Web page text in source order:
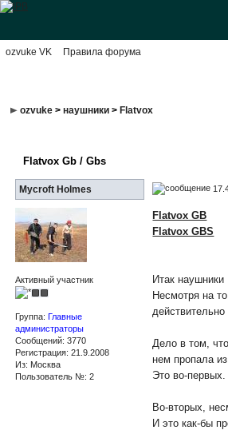
ozvuke VK Правила форума
ozvuke >наушники > Flatvox
Flatvox Gb / Gbs
Mycroft Holmes
Активный участник
Группа:Главные
администраторы
Сообщений: 3770
Регистрация: 21.9.2008
Из: Москва
Пользователь №: 2
Flatvox GB
Flatvox GBS
Итак наушники
Несмотря на
Дело в том,
нем пропала
Это во-первых.
Во-вторых,
И это как-бы